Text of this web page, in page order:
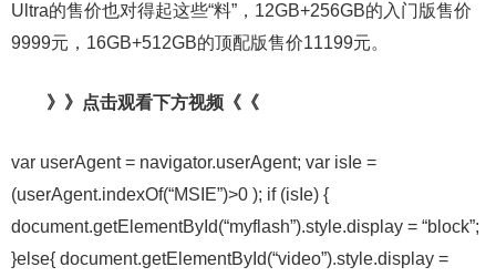
Ultra的售价也对得起这些“料”，12GB+256GB的入门版售价
9999元，16GB+512GB的顶配版售价11199元。
》》点击观看下方视频《《
var userAgent = navigator.userAgent; var isIe =
(userAgent.indexOf(“MSIE”)>0 ); if (isIe) {
document.getElementById(“myflash”).style.display = “block”;
}else{ document.getElementById(“video”).style.display =